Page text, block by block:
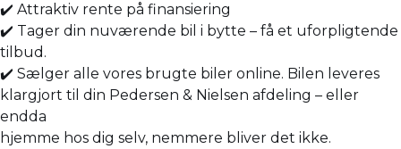
✔️ Attraktiv rente på finansiering
✔️ Tager din nuværende bil i bytte – få et uforpligtende
tilbud.
✔️ Sælger alle vores brugte biler online. Bilen leveres
klargjort til din Pedersen & Nielsen afdeling – eller
endda
hjemme hos dig selv, nemmere bliver det ikke.